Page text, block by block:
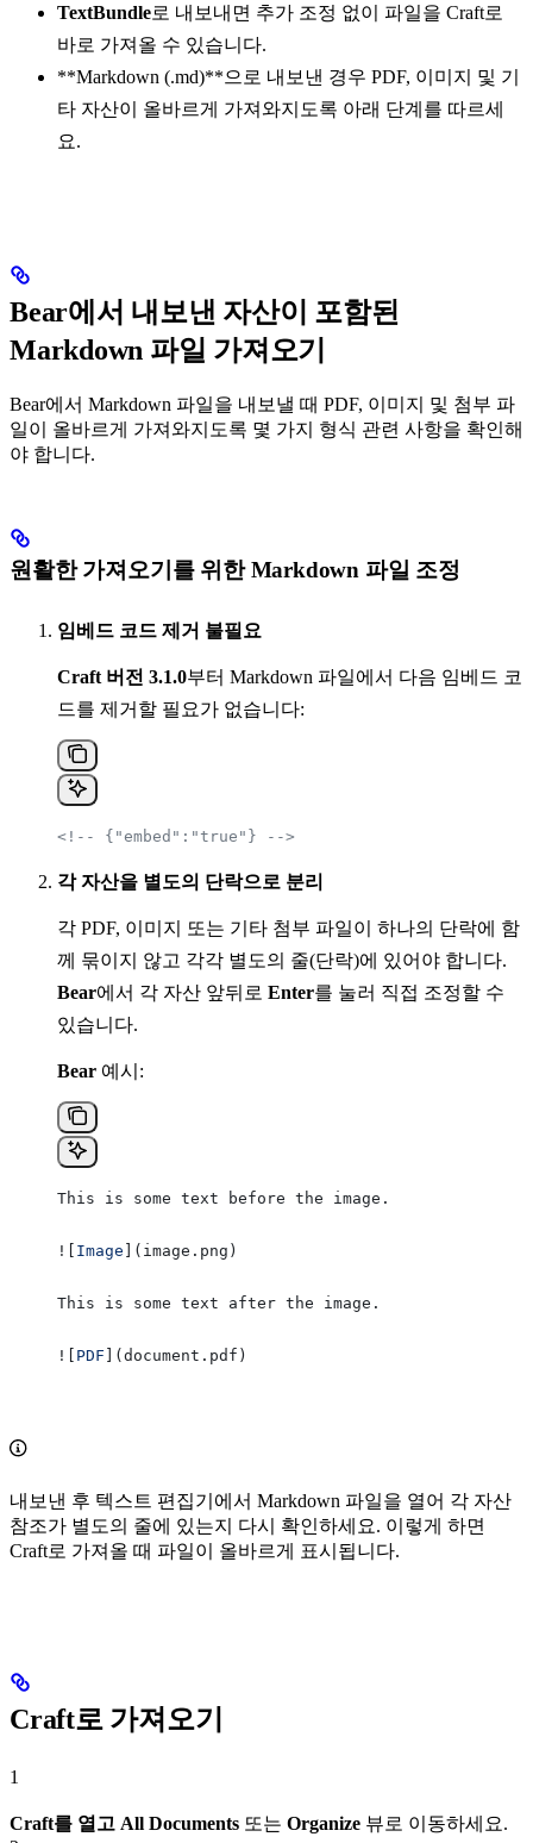
TextBundle로 내보내면 추가 조정 없이 파일을 Craft로
바로 가져올 수 있습니다.
**Markdown (.md)**으로 내보낸 경우 PDF, 이미지 및 기
타 자산이 올바르게 가져와지도록 아래 단계를 따르세
요.
Bear에서 내보낸 자산이 포함된
Markdown 파일 가져오기
Bear에서 Markdown 파일을 내보낼 때 PDF, 이미지 및 첨부 파
일이 올바르게 가져와지도록 몇 가지 형식 관련 사항을 확인해
야 합니다.
원활한 가져오기를 위한 Markdown 파일 조정
임베드 코드 제거 불필요
Craft 버전 3.1.0부터 Markdown 파일에서 다음 임베드 코
드를 제거할 필요가 없습니다:
<!-- {"embed":"true"} -->
각 자산을 별도의 단락으로 분리
각 PDF, 이미지 또는 기타 첨부 파일이 하나의 단락에 함
께 묶이지 않고 각각 별도의 줄(단락)에 있어야 합니다.
Bear에서 각 자산 앞뒤로 Enter를 눌러 직접 조정할 수
있습니다.
Bear 예시:
This is some text before the image.
![ Image ]( image.png )
This is some text after the image.
![ PDF ](document.pdf )
내보낸 후 텍스트 편집기에서 Markdown 파일을 열어 각 자산
참조가 별도의 줄에 있는지 다시 확인하세요. 이렇게 하면
Craft로 가져올 때 파일이 올바르게 표시됩니다.
Craft로 가져오기
1
Craft를 열고 All Documents 또는 Organize 뷰로 이동하세요.